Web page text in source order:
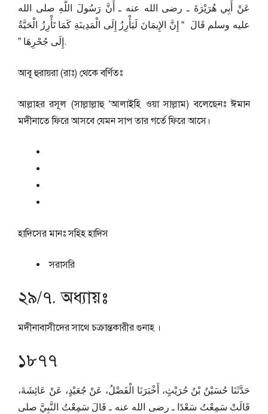
عَنْ أَبِي هُرَيْرَةَ ـ رضى الله عنه ـ أَنَّ رَسُولَ اللَّهِ صلى الله
عليه وسلم قَالَ ‏ “‏ إِنَّ الإِيمَانَ لَيَأْرِزُ إِلَى الْمَدِينَةِ كَمَا تَأْرِزُ الْحَيَّةُ
إِلَى جُحْرِهَا ‏”‏‏.
আবূ হুরায়রা (রাঃ) থেকে বর্ণিতঃ
আল্লাহর রসূল (সাল্লাল্লাহু ‘আলাইহি ওয়া সাল্লাম) বলেছেনঃ ঈমান
মদীনাতে ফিরে আসবে যেমন সাপ তার গর্তে ফিরে আসে।
হাদিসের মানঃসহিহ হাদিস
সরাসরি
২৯/৭. অধ্যায়ঃ
মদীনাবাসীদের সাথে চক্রান্তকারীর গুনাহ ।
১৮৭৭
حَدَّثَنَا حُسَيْنُ بْنُ حُرَيْثٍ، أَخْبَرَنَا الْفَضْلُ، عَنْ جُعَيْدٍ، عَنْ عَائِشَةَ،
قَالَتْ سَمِعْتُ سَعْدًا ـ رضى الله عنه ـ قَالَ سَمِعْتُ النَّبِيَّ صلى